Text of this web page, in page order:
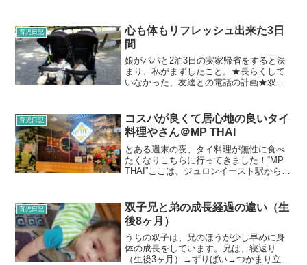
へ。駅からも徒歩5分くらいの好立地な場
所です。ホームページを...
育児日記
心も体もリフレッシュ出来た3日
間
娘がパパと2泊3日の実家帰省をすると決
まり、私がまずしたこと。★長らくして
いなかった、友達との電話の計画★双子
きた家事の計画（笑）です。娘やDragon
がいないというこ...
育児日記
コスパが良くて居心地の良いタイ
料理やさん＠MP THAI
とある週末の夜、タイ料理が無性に食べ
たくなりこちらに行ってきました！“MP
THAI”ここは、ジュロンイースト駅から徒
入る建物でしたが、たくさんご飯や...
育児日記
双子兄と弟の成長経過の違い（生
後8ヶ月）
うちの双子は、兄のほうが少し早めに身
体の成長をしています。兄は、寝返り
（生後3ヶ月）→ずりばい→つかまり立ち